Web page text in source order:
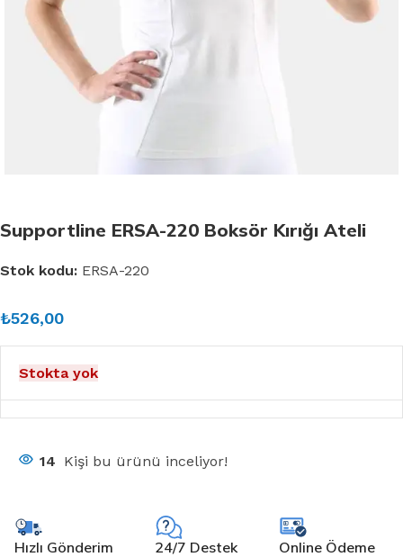
Supportline ERSA-220 Boksör Kırığı Ateli
Stok kodu: ERSA-220
₺526,00
Stokta yok
14 Kişi bu ürünü inceliyor!
Hızlı Gönderim 24/7 Destek Online Ödeme